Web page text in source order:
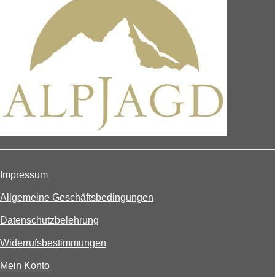
Impressum
Allgemeine Geschäftsbedingungen
Datenschutzbelehrung
Widerrufsbestimmungen
Mein Konto